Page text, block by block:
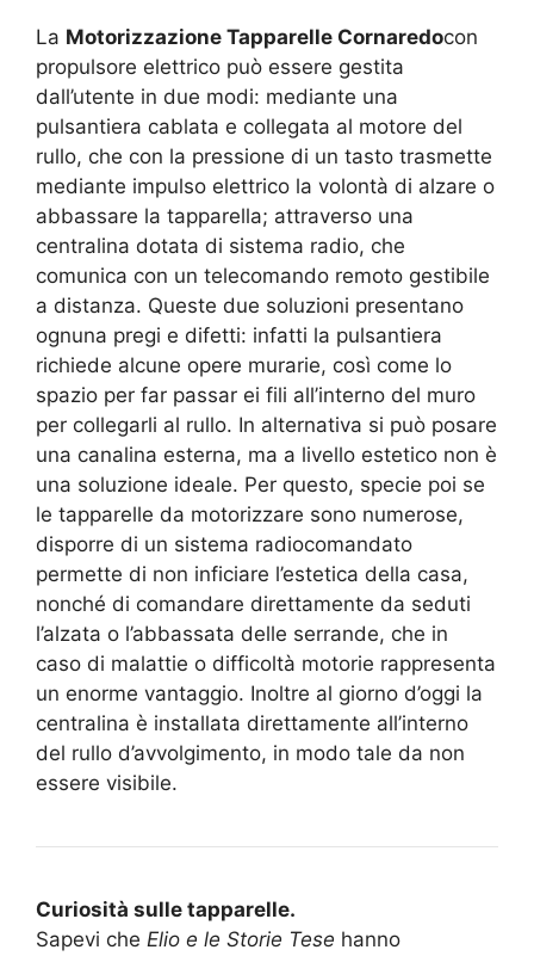
La Motorizzazione Tapparelle Cornaredocon
propulsore elettrico può essere gestita
dall’utente in due modi: mediante una
pulsantiera cablata e collegata al motore del
rullo, che con la pressione di un tasto trasmette
mediante impulso elettrico la volontà di alzare o
abbassare la tapparella; attraverso una
centralina dotata di sistema radio, che
comunica con un telecomando remoto gestibile
a distanza. Queste due soluzioni presentano
ognuna pregi e difetti: infatti la pulsantiera
richiede alcune opere murarie, così come lo
spazio per far passar ei fili all’interno del muro
per collegarli al rullo. In alternativa si può posare
una canalina esterna, ma a livello estetico non è
una soluzione ideale. Per questo, specie poi se
le tapparelle da motorizzare sono numerose,
disporre di un sistema radiocomandato
permette di non inficiare l’estetica della casa,
nonché di comandare direttamente da seduti
l’alzata o l’abbassata delle serrande, che in
caso di malattie o difficoltà motorie rappresenta
un enorme vantaggio. Inoltre al giorno d’oggi la
centralina è installata direttamente all’interno
del rullo d’avvolgimento, in modo tale da non
essere visibile.
Curiosità sulle tapparelle.
Sapevi che Elio e le Storie Tese hanno